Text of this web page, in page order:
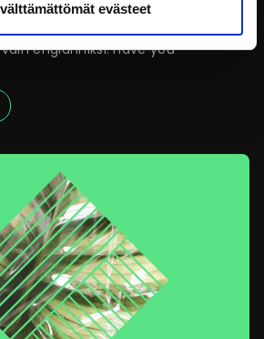
evästeet
Have you